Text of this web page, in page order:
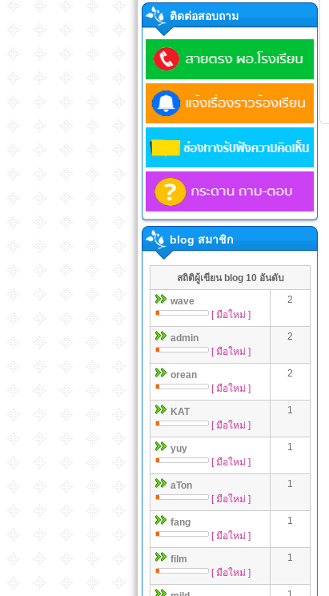
ติดต่อสอบถาม
blog สมาชิก
สถิติผู้เขียน blog 10 อันดับ
wave
[ มือใหม่ ]
2
admin
[ มือใหม่ ]
2
orean
[ มือใหม่ ]
2
KAT
[ มือใหม่ ]
1
yuy
[ มือใหม่ ]
1
aTon
[ มือใหม่ ]
1
fang
[ มือใหม่ ]
1
film
[ มือใหม่ ]
1